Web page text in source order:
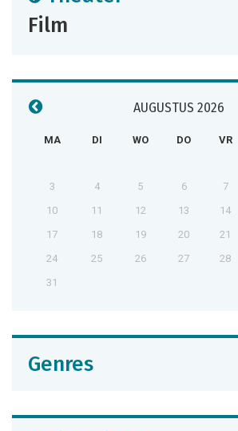
Film
AUGUSTUS 2026
MA DI WO DO VR
3
4 5 6 7
10
11 12 13 14
17
18 19 20 21
24
25 26 27 28
31
Genres